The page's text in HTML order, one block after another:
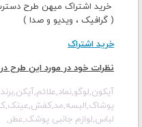
خرید اشتراک میهن طرح
( گرافیک ، ویدیو و صدا )
خرید اشتراک
نظرات خود در مورد این طرح
آیکون,لوگو,نماد,علائم,آیکن,برند
لباس,لوازم جانبی پوشک,عطر,